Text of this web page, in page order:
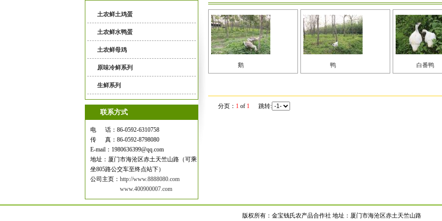
土农鲜土鸡蛋
土农鲜水鸭蛋
土农鲜母鸡
原味冷鲜系列
生鲜系列
联系方式
电 话：86-0592-6310758
传 真：86-0592-8798080
E-mail：1980636399@qq.com
地址：厦门市海沧区赤土天竺山路（可乘
坐805路公交车至终点站下）
公司主页： http://www.8888080.com
www.400900007.com
鹅 鸭 白番鸭
分页： 1 of 1 跳转:
版权所有：金宝钱氏农产品合作社 地址：厦门市海沧区赤土天竺山路